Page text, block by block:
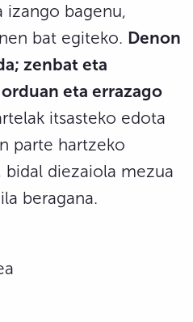
izango bagenu,
bat egiteko. Denon
zenbat eta
eta errazago
itsasteko edota
parte hartzeko
bidal diezaiola mezua
beragana.